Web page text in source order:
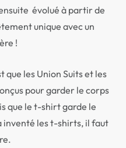
évolué à partir de
unique avec un
!
que les Union Suits et les
pour garder le corps
que le t-shirt garde le
inventé les t-shirts, il faut